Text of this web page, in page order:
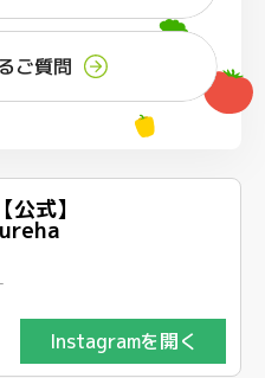
ご質問
公式】
Instagramを開く